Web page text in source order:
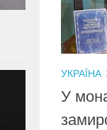
УКРАЇНА
У